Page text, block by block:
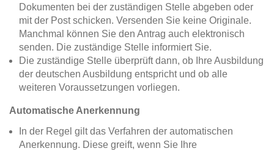
Dokumenten bei der zuständigen Stelle abgeben oder
mit der Post schicken. Versenden Sie keine Originale.
Manchmal können Sie den Antrag auch elektronisch
senden. Die zuständige Stelle informiert Sie.
Die zuständige Stelle überprüft dann, ob Ihre Ausbildung
der deutschen Ausbildung entspricht und ob alle
weiteren Voraussetzungen vorliegen.
Automatische Anerkennung
In der Regel gilt das Verfahren der automatischen
Anerkennung. Diese greift, wenn Sie Ihre